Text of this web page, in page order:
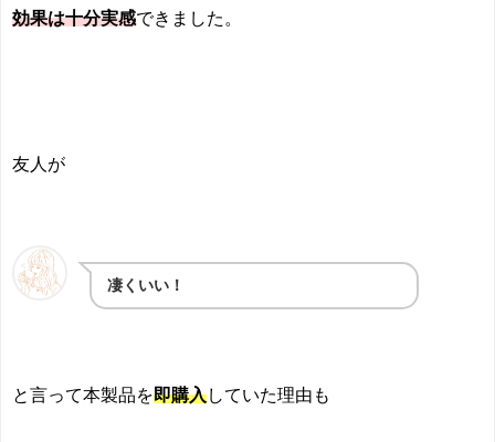
効果は十分実感できました。
友人が
凄くいい！
と言って本製品を即購入していた理由も